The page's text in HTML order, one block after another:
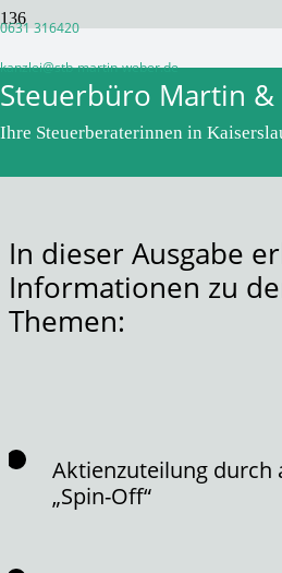
0631 316420
kanzlei@stb-martin-weber.de
Steuerbüro Martin &
Ihre Steuerberaterinnen in
2021
In dieser Ausgabe
Informationen zu
Themen:
Aktienzuteilung durch
„Spin-Off“